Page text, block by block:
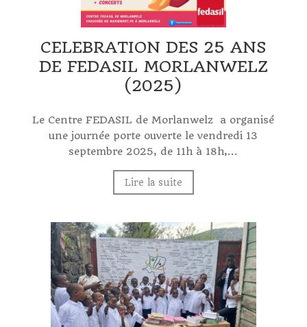
CELEBRATION DES 25 ANS
DE FEDASIL MORLANWELZ
(2025)
Le Centre FEDASIL de Morlanwelz a organisé
une journée porte ouverte le vendredi 13
septembre 2025, de 11h à 18h,...
Lire la suite